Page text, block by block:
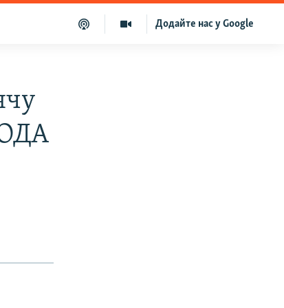
Додайте нас у Google